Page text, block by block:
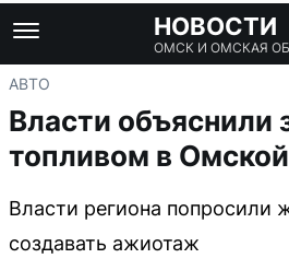
НОВОСТИ
ОМСК И ОМСКАЯ
АВТО
Власти объяснили
топливом в
Власти региона попросили
создавать ажиотаж